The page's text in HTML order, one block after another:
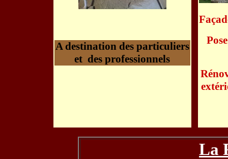
A destination des particuliers
et des professionnels
La